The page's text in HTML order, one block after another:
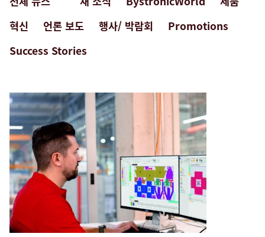
검색
미국 · Korean연락처
혁신
언론 보도 행사/ 박람회
Promotions
Success Stories